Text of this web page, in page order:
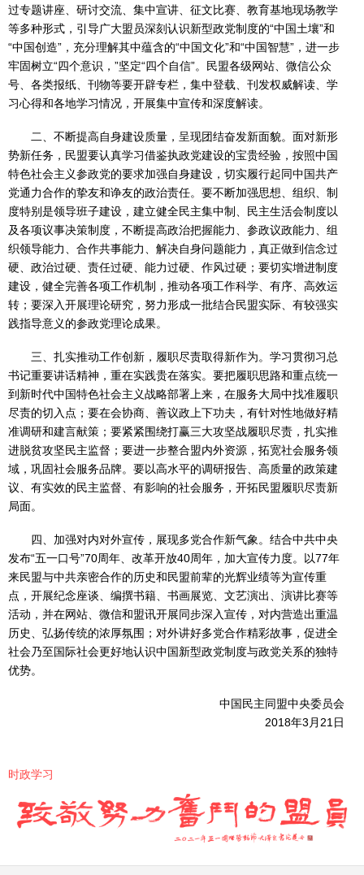
过专题讲座、研讨交流、集中宣讲、征文比赛、教育基地现场教学
等多种形式，引导广大盟员深刻认识新型政党制度的“中国土壤”和
“中国创造”，充分理解其中蕴含的“中国文化”和“中国智慧”，进一步
牢固树立“四个意识，”坚定“四个自信”。民盟各级网站、微信公众
号、各类报纸、刊物等要开辟专栏，集中登载、刊发权威解读、学
习心得和各地学习情况，开展集中宣传和深度解读。
二、不断提高自身建设质量，呈现团结奋发新面貌。面对新形
势新任务，民盟要认真学习借鉴执政党建设的宝贵经验，按照中国
特色社会主义参政党的要求加强自身建设，切实履行起同中国共产
党通力合作的挚友和诤友的政治责任。要不断加强思想、组织、制
度特别是领导班子建设，建立健全民主集中制、民主生活会制度以
及各项议事决策制度，不断提高政治把握能力、参政议政能力、组
织领导能力、合作共事能力、解决自身问题能力，真正做到信念过
硬、政治过硬、责任过硬、能力过硬、作风过硬；要切实增进制度
建设，健全完善各项工作机制，推动各项工作科学、有序、高效运
转；要深入开展理论研究，努力形成一批结合民盟实际、有较强实
践指导意义的参政党理论成果。
三、扎实推动工作创新，履职尽责取得新作为。学习贯彻习总
书记重要讲话精神，重在实践贵在落实。要把履职思路和重点统一
到新时代中国特色社会主义战略部署上来，在服务大局中找准履职
尽责的切入点；要在会协商、善议政上下功夫，有针对性地做好精
准调研和建言献策；要紧紧围绕打赢三大攻坚战履职尽责，扎实推
进脱贫攻坚民主监督；要进一步整合盟内外资源，拓宽社会服务领
域，巩固社会服务品牌。要以高水平的调研报告、高质量的政策建
议、有实效的民主监督、有影响的社会服务，开拓民盟履职尽责新
局面。
四、加强对内对外宣传，展现多党合作新气象。结合中共中央
发布“五一口号”70周年、改革开放40周年，加大宣传力度。以77年
来民盟与中共亲密合作的历史和民盟前辈的光辉业绩等为宣传重
点，开展纪念座谈、编撰书籍、书画展览、文艺演出、演讲比赛等
活动，并在网站、微信和盟讯开展同步深入宣传，对内营造出重温
历史、弘扬传统的浓厚氛围；对外讲好多党合作精彩故事，促进全
社会乃至国际社会更好地认识中国新型政党制度与政党关系的独特
优势。
中国民主同盟中央委员会
2018年3月21日
时政学习